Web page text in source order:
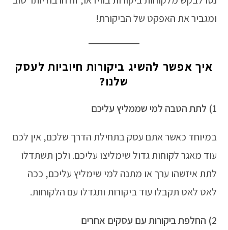
ומגביר את האפקט של הביקורת!
איך אפשר להשיג ביקורות חיוביות לעסק
שלנו?
1) לתת הטבה למי שממליץ עליכם
במיוחד כאשר אתם עסק בתחילת הדרך שלכם, אין לכם
עוד מאגר לקוחות גדול שימליצו עליכם. ולכן תשתדלו
לתת איזשהו ערך או מתנה למי שימליץ עליכם, ככה
לאט לאט תקבלו עוד ביקורות ותגדלו עם הלקוחות.
2) החלפת ביקורות עם עסקים אחרים